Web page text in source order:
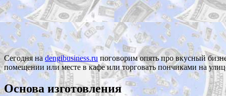
Сегодня наdengibusiness.ru поговорим опять про вкусный
помещении или месте в кафе или торговать пончиками на
Основа изготовления